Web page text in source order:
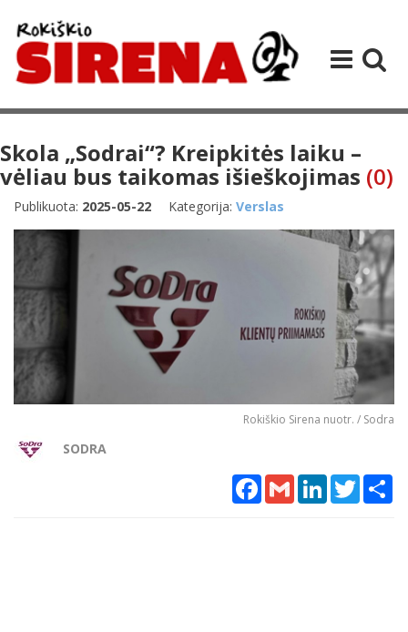
Skola „Sodrai“? Kreipkitės laiku –
vėliau bus taikomas išieškojimas (0)
Publikuota: 2025-05-22 Kategorija: Verslas
Rokiškio Sirena nuotr. / Sodra
SODRA
Facebook
Gmail LinkedInTwitter